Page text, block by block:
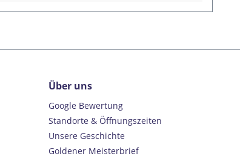
jederzeit die Möglichkeit die evil eye Gläser
ein Beispiel für eine Adapter-
Über uns
Google Bewertung
Standorte & Öffnungszeiten
Unsere Geschichte
Goldener Meisterbrief